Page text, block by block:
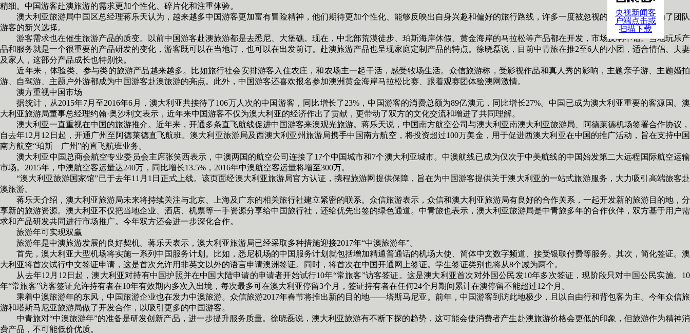
央视新闻客
户端点击或
扫描下载
精细。中国游客赴澳旅游的需求更加个性化、碎片化和注重体验。
澳大利亚旅游局中国区总经理蒋乐天认为，越来越多中国游客更加富有冒险精神，他们期待更加个性化、能够反映出自身兴趣和偏好的旅行路线，许多一度被忽视的区域如今也成为了团队
游客的新兴选择。
游客需求也在催生旅游产品的质变。以前中国游客赴澳旅游都是去悉尼、大堡礁。现在，中北部荒漠徒步、珀斯海岸休假、黄金海岸的马拉松等产品都在开发，市场反响不错。当地玩乐产
品和服务就是一个很重要的产品研发的变化，游客既可以在当地订，也可以在出发前订。赴澳旅游产品也呈现家庭定制产品的特点。徐晓磊说，目前中青旅在推2至6人的小团，适合情侣、夫妻
及家人，这部分产品成长也特别快。
近年来，体验类、参与类的旅游产品越来越多。比如旅行社会安排游客入住农庄，和农场主一起干活，感受牧场生活。众信旅游称，受影视作品和真人秀的影响，主题亲子游、主题婚拍
游、自驾游、主题户外游都成为中国游客赴澳旅游的亮点。此外，中国游客还喜欢报名参加澳洲黄金海岸马拉松比赛、跟着观赛团体验澳网激情。
澳方重视中国市场
据统计，从2015年7月至2016年6月，澳大利亚共接待了106万人次的中国游客，同比增长了23%，中国游客的消费总额为89亿澳元，同比增长27%。中国已成为澳大利亚重要的客源国。澳
大利亚旅游局董事总经理约翰·奥沙利文表示，近年来中国游客不仅为澳大利亚的经济作出了贡献，更带动了双方的文化交流和增进了共同理解。
澳大利亚一直重视在中国的旅游推介。近年来，开通多条直飞航线促进中国游客来澳观光旅游。蒋乐天说，中国南方航空公司与澳大利亚南澳大利亚旅游局、阿德莱德机场签署合作协议，
自去年12月12日起，开通广州至阿德莱德直飞航班。澳大利亚旅游局及西澳大利亚州旅游局携手中国南方航空，将投资超过100万美金，用于促进西澳大利亚在中国的推广活动，旨在支持中国
南方航空“珀斯—广州”的直飞航班业务。
澳大利亚中国总商会航空专业委员会主席张笑西表示，中澳两国的航空公司连接了17个中国城市和7个澳大利亚城市。中澳航线已成为仅次于中美航线的中国始发第二大远程国际航空运输
市场。2015年，中澳航空客运量达240万，同比增长13.5%，2016年中澳航空客运量将增至300万。
“澳大利亚旅游国家馆”已于去年11月1日正式上线。该页面经澳大利亚旅游局官方认证，携程旅游网提供保障，旨在为中国游客提供关于澳大利亚的一站式旅游服务，大力吸引高端旅客赴
澳旅游。
蒋乐天介绍，澳大利亚旅游局未来将持续关注与北京、上海及广东的相关旅行社建立紧密的联系。众信旅游表示，众信和澳大利亚旅游局有良好的合作关系，一起开发新的旅游目的地，分
享新的旅游资源。澳大利亚不仅把当地企业、酒店、机票等一手资源分享给中国旅行社，还给优先出签的绿色通道。中青旅也表示，澳大利亚旅游局是中青旅多年的合作伙伴，双方基于用户需
求和产品研发共同进行市场推广。今年双方还会进一步深化合作。
旅游年可实现双赢
旅游年是中澳旅游发展的良好契机。蒋乐天表示，澳大利亚旅游局已经采取多种措施迎接2017年“中澳旅游年”。
首先，澳大利亚大型机场将实施一系列中国服务计划。比如，悉尼机场的中国服务计划就包括增加精通普通话的机场大使、简体中文数字频道、接受银联付费等服务。其次，简化签证。澳
大利亚将首次试行中文签证申请，这是首次允许用非英文以外的语言申请澳洲签证。同时，将首次在中国开通网上签证。学生签证类别也将从8个减为两个。
从去年12月12日起，澳大利亚对持有中国护照并在中国大陆申请的申请者开始试行10年“常旅客”访客签证。这是澳大利亚首次对外国公民发10年多次签证，现阶段只对中国公民实施。10
年“常旅客”访客签证允许持有者在10年有效期内多次入出境，每次最多可在澳大利亚停留3个月，签证持有者在任何24个月期间累计在澳停留不能超过12个月。
乘着中澳旅游年的东风，中国旅游企业也在发力中澳旅游。众信旅游2017年春节将推出新的目的地——塔斯马尼亚。前年，中国游客到访此地极少，且以自由行和背包客为主。今年众信旅
游和塔斯马尼亚旅游局做了开发合作，以吸引更多的中国游客。
中青旅对“中澳旅游年”的准备是研发创新产品，进一步提升服务质量。徐晓磊说，澳大利亚旅游有不断下探的趋势，这可能会使消费者产生赴澳旅游价格会更低的印象，但旅游作为精神消
费产品，不可能低价优质。